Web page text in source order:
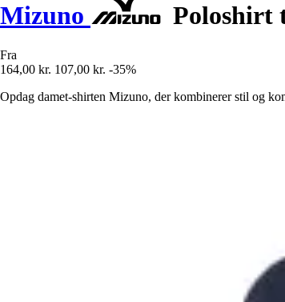
Mizuno Poloshirt
Fra
164,00 kr. 107,00 kr. -35%
Opdag damet-shirten Mizuno, der kombinerer stil og